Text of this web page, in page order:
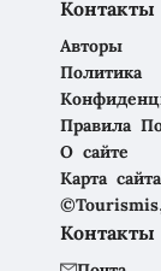
Контакты
Авторы
Политика
Правила
О сайте
Карта сайта
Контакты